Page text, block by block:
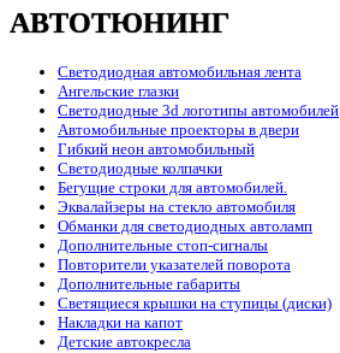
АВТОТЮНИНГ
Светодиодная автомобильная лента
Ангельские глазки
Светодиодные 3d логотипы автомобилей
Автомобильные проекторы в двери
Гибкий неон автомобильный
Светодиодные колпачки
Бегущие строки для автомобилей.
Эквалайзеры на стекло автомобиля
Обманки для светодиодных автоламп
Дополнительные стоп-сигналы
Повторители указателей поворота
Дополнительные габариты
Светящиеся крышки на ступицы (диски)
Накладки на капот
Детские автокресла